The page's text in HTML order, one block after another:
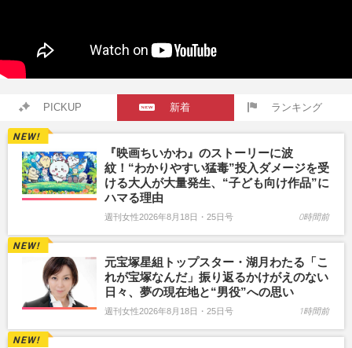
PICKUP 新着 ランキング
『映画ちいかわ』のストーリーに波
紋！“わかりやすい猛毒”投入ダメージを受
ける大人が大量発生、“子ども向け作品”に
ハマる理由
週刊女性2026年8月18日・25日号 0時間前
元宝塚星組トップスター・湖月わたる「こ
れが宝塚なんだ」振り返るかけがえのない
日々、夢の現在地と“男役”への思い
週刊女性2026年8月18日・25日号 1時間前